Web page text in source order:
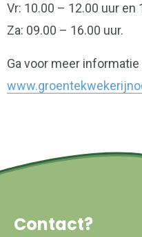
Vr: 10.00 – 12.00 uur en
Za: 09.00 – 16.00 uur.
Ga voor meer informatie
Contact?